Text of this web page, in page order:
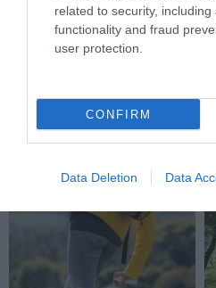
related to security, including
functionality and fraud
user protection.
CONFIRM
Data Deletion Data
SÖRFŐZDÉBE, A BENCÉS
APÁTSÁG HABOS OLDALÁRA